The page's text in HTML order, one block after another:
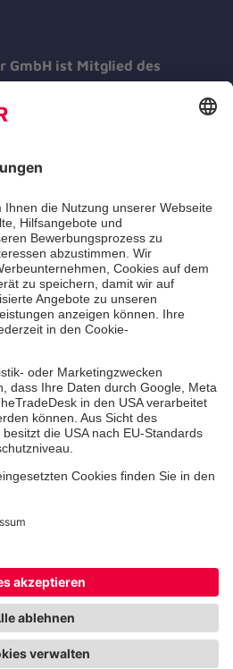
GmbH ist Mitglied des
Treuenbrietzen
Treuenbrietzen
Versorgungszentrum
Datenschutz Barrierefreiheit
Anfahrt Widerruf